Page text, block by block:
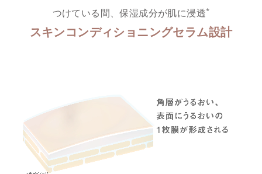
つけている間、保湿成分が肌に浸透*
スキンコンディショニングセラム設計